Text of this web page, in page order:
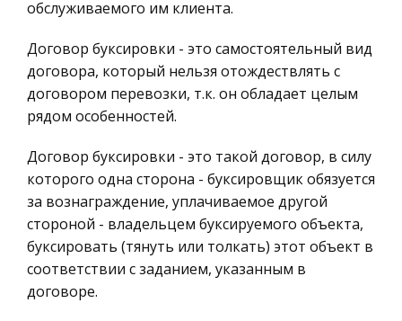
Литература, Лингвистика
Техника
Бухгалтерский учет
Налоговое право
Экологическое право
Физика
Теория государства и права
Компьютерные сети
Философия
Программирование, Базы данных
Правоохранительные органы
Термин ”социология” происходит от латинского
слова ”societas” (общество) и греческого ” hoyos
” (слово, учение). Из чего следует, что
”социология”- есть наука об обществе в
буквальном смысле слова. В
Образ тургеневской девушки в повести "Ася"
Главная героиня Ася – это ярчайший образ в
литературе. Миловидная девушка семнадцати
лет со «смуглым кругловатым лицом,
небольшим тонким носом, почти детскими
щечками и черными, светлыми глазами. Она
обслуживаемого им клиента.
Договор буксировки - это самостоятельный вид
договора, который нельзя отождествлять с
договором перевозки, т.к. он обладает целым
рядом особенностей.
Договор буксировки - это такой договор, в силу
которого одна сторона - буксировщик обязуется
за вознаграждение, уплачиваемое другой
стороной - владельцем буксируемого объекта,
буксировать (тянуть или толкать) этот объект в
соответствии с заданием, указанным в
договоре.